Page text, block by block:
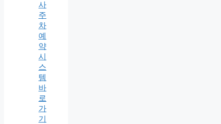
사
주
차
예
약
시
스
템
바
로
가
기